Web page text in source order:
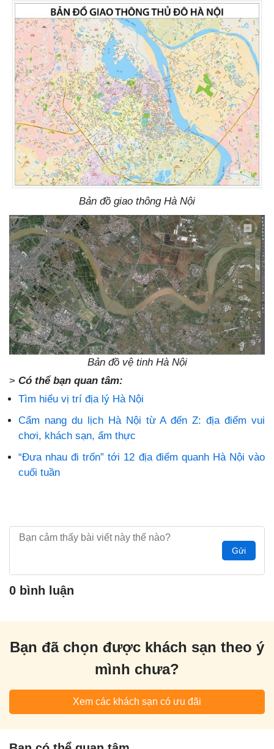
Bản đồ giao thông Hà Nội
Bản đồ vệ tinh Hà Nội
> Có thể bạn quan tâm:
Tìm hiểu vị trí địa lý Hà Nội
Cẩm nang du lịch Hà Nội từ A đến Z: địa điểm vui
chơi, khách sạn, ẩm thực
“Đưa nhau đi trốn” tới 12 địa điểm quanh Hà Nội vào
cuối tuần
Gửi
0 bình luận
Bạn đã chọn được khách sạn theo ý
mình chưa?
Xem các khách sạn có ưu đãi